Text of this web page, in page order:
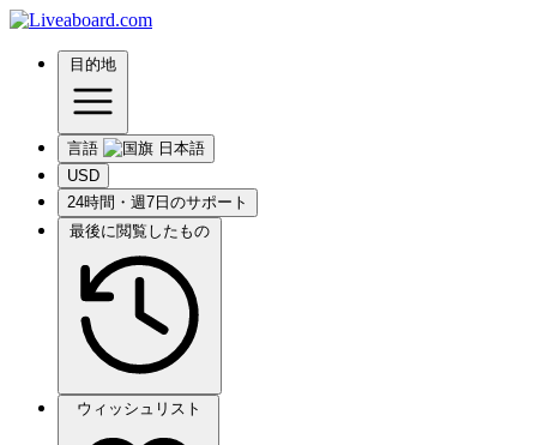
目的地
言語
USD
24時間・週7日のサポート
最後に閲覧したもの
ウィッシュリスト